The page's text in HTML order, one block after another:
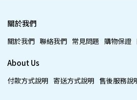
關於我們
關於我們 聯絡我們 常見問題 購物保證
About Us
付款方式說明 寄送方式說明 售後服務說